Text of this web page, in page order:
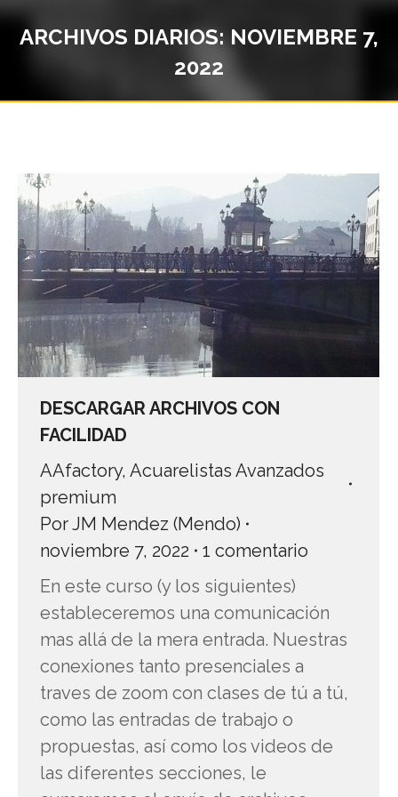
ARCHIVOS DIARIOS: NOVIEMBRE 7,
2022
Estás aquí:
DESCARGAR ARCHIVOS CON
FACILIDAD
AAfactory, Acuarelistas Avanzados
premium
PorJM Mendez (Mendo)
noviembre 7, 2022
1 comentario
En este curso (y los siguientes)
estableceremos una comunicación
mas allá de la mera entrada. Nuestras
conexiones tanto presenciales a
traves de zoom con clases de tú a tú,
como las entradas de trabajo o
propuestas, así como los videos de
las diferentes secciones, le